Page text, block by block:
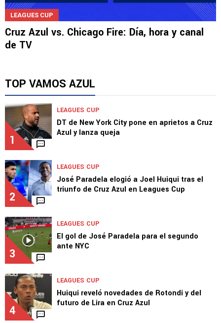
LEAGUES CUP
Cruz Azul vs. Chicago Fire: Día, hora y canal
de TV
TOP VAMOS AZUL
1
LEAGUES CUP
DT de New York City pone en aprietos a Cruz
Azul y lanza queja
2
LEAGUES CUP
José Paradela elogió a Joel Huiqui tras el
triunfo de Cruz Azul en Leagues Cup
3
LEAGUES CUP
El gol de José Paradela para el segundo
ante NYC
4
LEAGUES CUP
Huiqui reveló novedades de Rotondi y del
futuro de Lira en Cruz Azul